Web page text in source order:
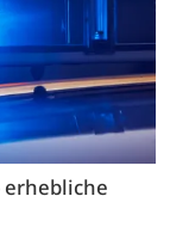
erhebliche